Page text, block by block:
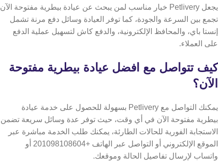
يجعل Petlivery خيار مناسب لمن يبحث عن عيادة بيطرية مفتوحة الآن
تجمع بين السرعة والجودة، كما توفر العيادة وسائل دفع مرنة تشمل
إنستا باي، والمحافظ الإلكترونية، والدفع كاش لتسهيل عملية الدفع
على العملاء.
كيف تتواصل مع افضل عيادة بيطرية مفتوحة
الآن؟
يمكنك التواصل مع Petlivery بسهولة للحصول على خدمة عيادة
بيطرية مفتوحة الآن في أي وقت، حيث توفر عدة وسائل سريعة تضمن
الاستجابة الفورية للحالات الطارئة، يمكنك طلب الخدمة مباشرة عبر
الموقع الإلكتروني أو التواصل عبر الهاتف +201098108604 أو
واتساب لإرسال تفاصيل الحالة وموقعك.